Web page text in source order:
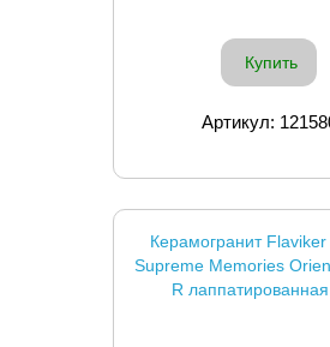
Купить
Артикул:
Керамогранит
Supreme Memories
R